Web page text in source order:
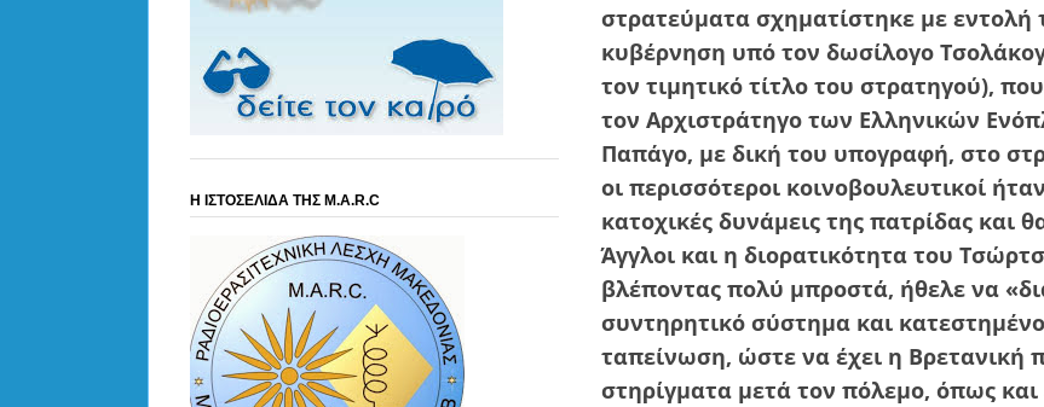
στρατεύματα σχηματίστηκε με
κυβέρνηση υπό τον δωσίλογο
τον τιμητικό τίτλο του στρατηγού),
τον Αρχιστράτηγο των Ελληνικών
Παπάγο, με δική του υπογραφή, στο
οι περισσότεροι κοινοβουλευτικοί
κατοχικές δυνάμεις της πατρίδας και
Άγγλοι και η διορατικότητα του
βλέποντας πολύ μπροστά, ήθελε να
συντηρητικό σύστημα και
ταπείνωση, ώστε να έχει η Βρετανική
στηρίγματα μετά τον πόλεμο, όπως
Η ΙΣΤΟΣΕΛΙΔΑ ΤΗΣ M.A.R.C